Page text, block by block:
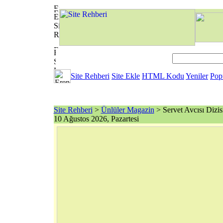
Site Rehberi Site Ekle HTML Kodu Yeniler
Site Rehberi > Ünlüler Magazin > Servet Avcısı
10 Ağustos 2026, Pazartesi